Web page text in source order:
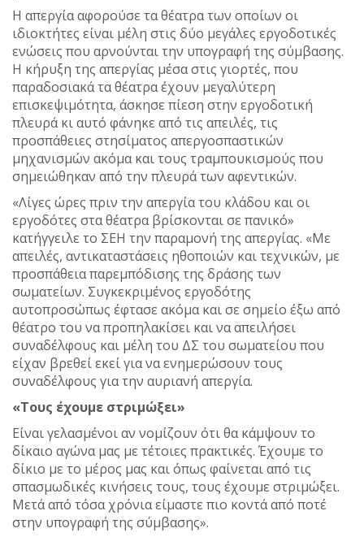
Η απεργία αφορούσε τα θέατρα των οποίων οι
ιδιοκτήτες είναι μέλη στις δύο μεγάλες εργοδοτικές
ενώσεις που αρνούνται την υπογραφή της σύμβασης.
Η κήρυξη της απεργίας μέσα στις γιορτές, που
παραδοσιακά τα θέατρα έχουν μεγαλύτερη
επισκεψιμότητα, άσκησε πίεση στην εργοδοτική
πλευρά κι αυτό φάνηκε από τις απειλές, τις
προσπάθειες στησίματος απεργοσπαστικών
μηχανισμών ακόμα και τους τραμπουκισμούς που
σημειώθηκαν από την πλευρά των αφεντικών.
«Λίγες ώρες πριν την απεργία του κλάδου και οι
εργοδότες στα θέατρα βρίσκονται σε πανικό»
κατήγγειλε το ΣΕΗ την παραμονή της απεργίας. «Με
απειλές, αντικαταστάσεις ηθοποιών και τεχνικών, με
προσπάθεια παρεμπόδισης της δράσης των
σωματείων. Συγκεκριμένος εργοδότης
αυτοπροσώπως έφτασε ακόμα και σε σημείο έξω από
θέατρο του να προπηλακίσει και να απειλήσει
συναδέλφους και μέλη του ΔΣ του σωματείου που
είχαν βρεθεί εκεί για να ενημερώσουν τους
συναδέλφους για την αυριανή απεργία.
«Τους έχουμε στριμώξει»
Είναι γελασμένοι αν νομίζουν ότι θα κάμψουν το
δίκαιο αγώνα μας με τέτοιες πρακτικές. Έχουμε το
δίκιο με το μέρος μας και όπως φαίνεται από τις
σπασμωδικές κινήσεις τους, τους έχουμε στριμώξει.
Μετά από τόσα χρόνια είμαστε πιο κοντά από ποτέ
στην υπογραφή της σύμβασης».